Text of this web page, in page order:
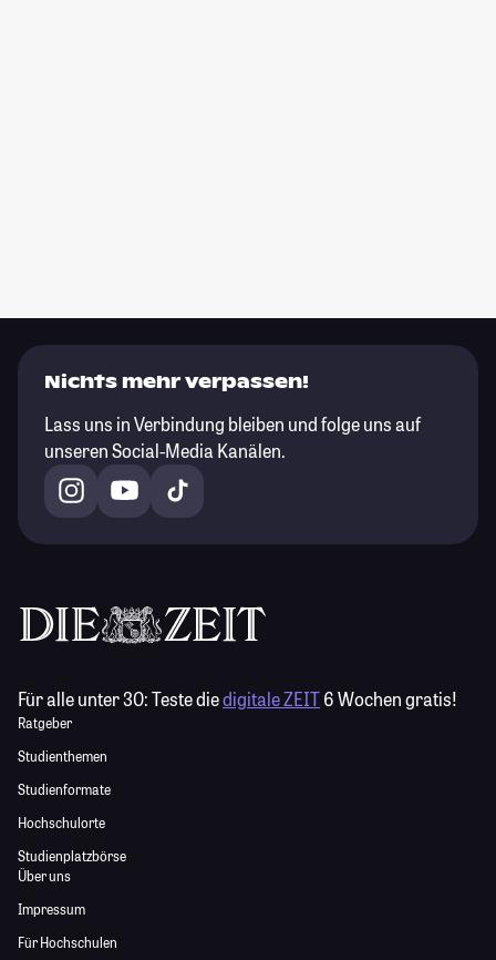
Nichts mehr verpassen!
Lass uns in Verbindung bleiben und folge uns auf
unseren Social-Media Kanälen.
Für alle unter 30:Teste diedigitale ZEIT6 Wochen gratis!
Ratgeber
Studienthemen
Studienformate
Hochschulorte
Studienplatzbörse
Über uns
Impressum
Für Hochschulen